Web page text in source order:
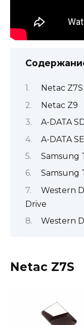
Netac Z7S
Netac Z9
A-DATA
A-DATA
Samsung
Samsung
Western
Drive
Western
Netac Z7S